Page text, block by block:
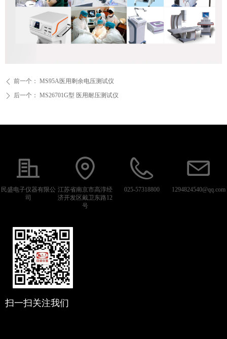
ꄴ 前一个： MS95A医用剩余电压测试仪
ꄲ 后一个： MS26701G型 医用耐压测试仪
民盛电子仪器有限公
司
江苏省南京市高淳经
济开发区戴卫东路12
号
025-57318800 1294824540@qq.com
扫一扫关注我们